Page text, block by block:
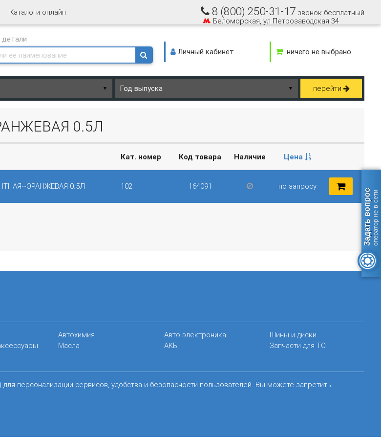
Каталоги онлайн 8 (800) 250-31-17 звонок бесплатный
Беломорская, ул Петрозаводская 34
детали
Личный кабинет
ничего не выбрано
▼ ▼ перейти
0.5Л
Кат. номер Код товара Наличие Цена
0.5Л 102 164091 по запросу
Автохимия
Масла
Авто электроника
АКБ
Шины и диски
Запчасти для ТО
персонализации сервисов, удобства и безопасности пользователей. Вы можете запретить
Задать вопросоператор не в сети